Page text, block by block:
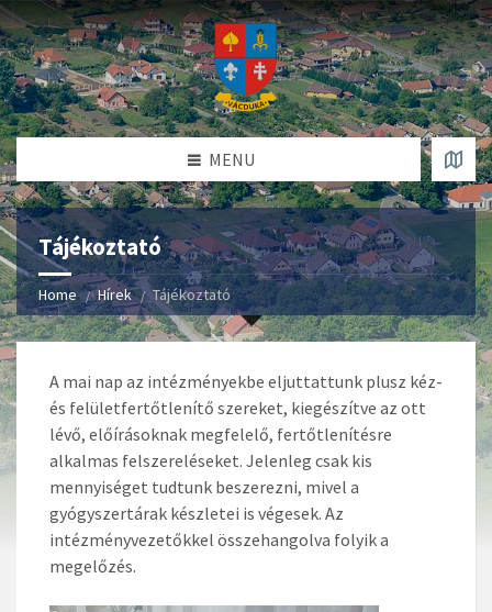
MENU
Tájékoztató
Home Hírek Tájékoztató
A mai nap az intézményekbe eljuttattunk plusz kéz-
és felületfertőtlenítő szereket, kiegészítve az ott
lévő, előírásoknak megfelelő, fertőtlenítésre
alkalmas felszereléseket. Jelenleg csak kis
mennyiséget tudtunk beszerezni, mivel a
gyógyszertárak készletei is végesek. Az
intézményvezetőkkel összehangolva folyik a
megelőzés.